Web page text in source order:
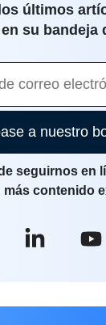
últimos
su bandeja
a nuestro
seguirnos en
más contenido